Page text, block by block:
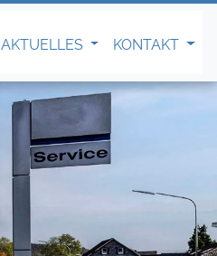
AKTUELLES KONTAKT